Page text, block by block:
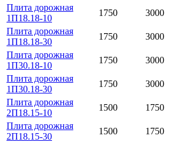
Плита дорожная
1П18.18-10
1750 3000
Плита дорожная
1П18.18-30
1750 3000
Плита дорожная
1П30.18-10
1750 3000
Плита дорожная
1П30.18-30
1750 3000
Плита дорожная
2П18.15-10
1500 1750
Плита дорожная
2П18.15-30
1500 1750